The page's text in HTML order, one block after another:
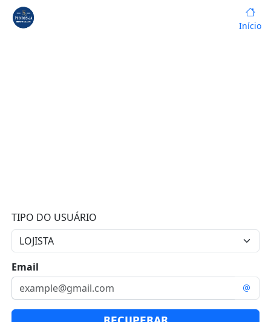
Início
TIPO DO USUÁRIO
Email